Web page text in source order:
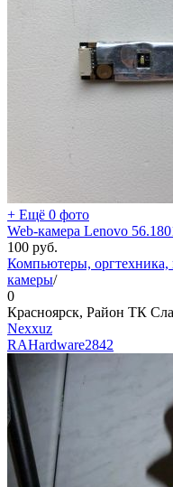
+ Ещё 0 фото
Web-камера Lenovo
100 руб.
Компьютеры, оргтехника,
камеры/
0
Красноярск, Район ТК
Nexxuz
RAHardware2842